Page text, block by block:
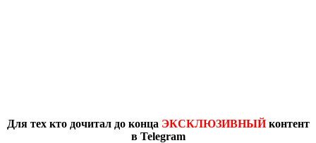
Для тех кто дочитал до конца ЭКСКЛЮЗИВНЫЙконтент
в Telegram